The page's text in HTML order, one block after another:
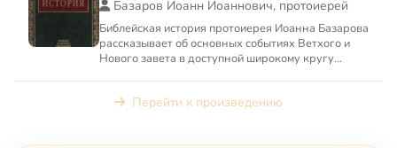
Базаров Иоанн Иоаннович, протоиерей
Библейская история протоиерея Иоанна Базарова
рассказывает об основных событиях Ветхого и
Нового завета в доступной широкому кругу
Перейти к произведению